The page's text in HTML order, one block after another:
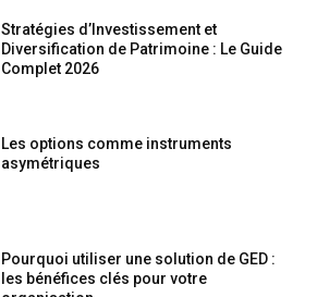
Stratégies d’Investissement et
Diversification de Patrimoine : Le Guide
Complet 2026
Les options comme instruments
asymétriques
Pourquoi utiliser une solution de GED :
les bénéfices clés pour votre